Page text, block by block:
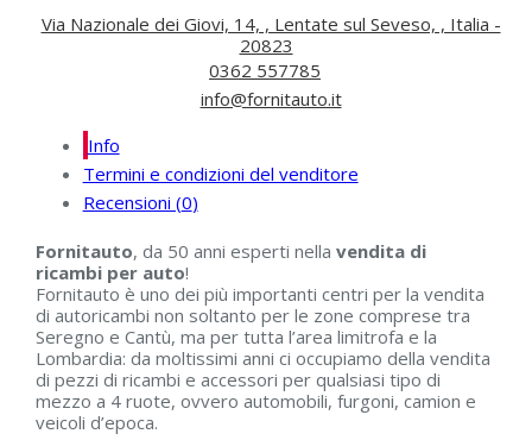
Via Nazionale dei Giovi, 14, , Lentate sul Seveso, , Italia -
20823
0362 557785
info@fornitauto.it
Info
Termini e condizioni del venditore
Recensioni (0)
Fornitauto, da 50 anni esperti nella vendita di
ricambi per auto!
Fornitauto è uno dei più importanti centri per la vendita
di autoricambi non soltanto per le zone comprese tra
Seregno e Cantù, ma per tutta l’area limitrofa e la
Lombardia: da moltissimi anni ci occupiamo della vendita
di pezzi di ricambi e accessori per qualsiasi tipo di
mezzo a 4 ruote, ovvero automobili, furgoni, camion e
veicoli d’epoca.